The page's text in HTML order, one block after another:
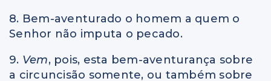
8. Bem-aventurado o homem a quem o
Senhor não imputa o pecado.
9. Vem, pois, esta bem-aventurança sobre
a circuncisão somente, ou também sobre